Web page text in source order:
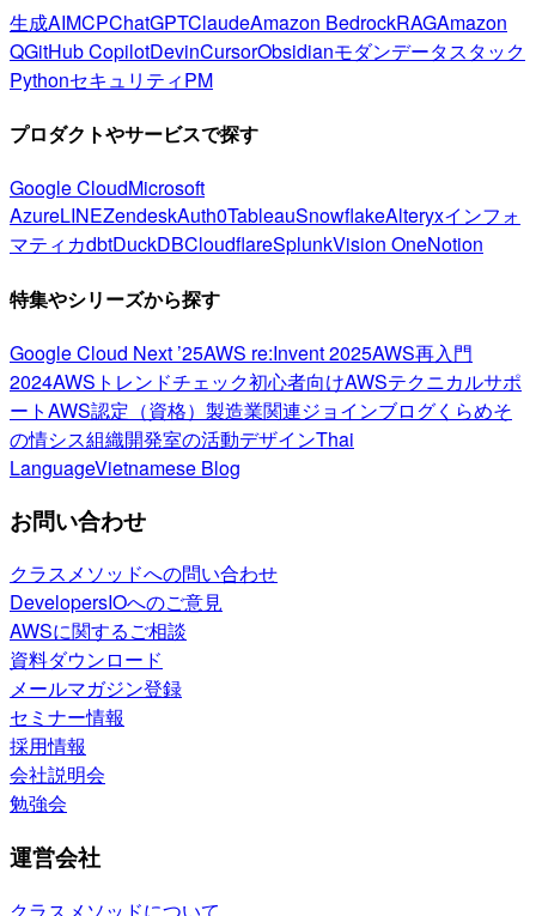
生成AIMCPChatGPTClaudeAmazon BedrockRAGAmazon
QGitHub CopilotDevinCursorObsidianモダンデータスタック
PythonセキュリティPM
プロダクトやサービスで探す
Google CloudMicrosoft
AzureLINEZendeskAuth0TableauSnowflakeAlteryxインフォ
マティカdbtDuckDBCloudflareSplunkVision OneNotion
特集やシリーズから探す
Google Cloud Next ’25AWS re:Invent 2025AWS再入門
2024AWSトレンドチェック初心者向けAWSテクニカルサポ
ートAWS認定（資格） 製造業関連ジョインブログくらめそ
の情シス組織開発室の活動デザインThai
LanguageVietnamese Blog
お問い合わせ
クラスメソッドへの問い合わせ
DevelopersIOへのご意見
AWSに関するご相談
資料ダウンロード
メールマガジン登録
セミナー情報
採用情報
会社説明会
勉強会
運営会社
クラスメソッドについて